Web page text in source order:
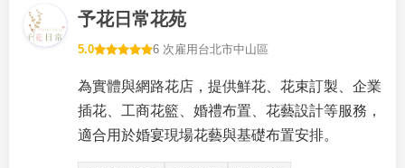
予花日常花苑
5.0 6 次雇用 台北市中山區
為實體與網路花店，提供鮮花、花束訂製、企業
插花、工商花籃、婚禮布置、花藝設計等服務，
適合用於婚宴現場花藝與基礎布置安排。